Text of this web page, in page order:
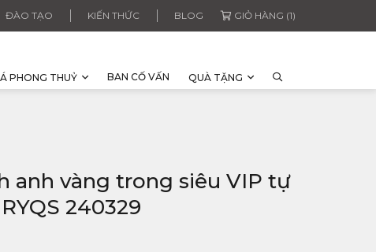
ĐÀO TẠO KIẾN THỨC BLOG GIỎ HÀNG (1)
PHONG THUỶ BAN CỐ VẤN QUÀ TẶNG
anh vàng trong siêu VIP tự
240329